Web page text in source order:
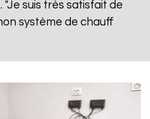
suis très satisfait de
système de chauff